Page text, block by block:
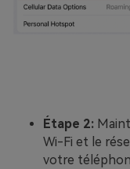
Étape 2:
Wi-Fi et le
votre